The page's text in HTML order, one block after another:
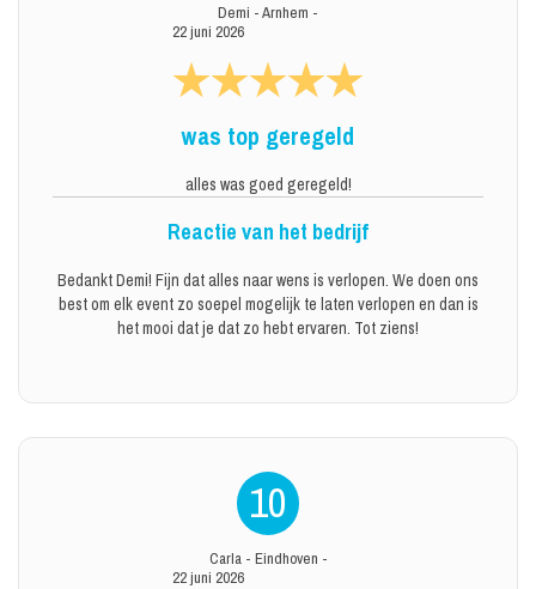
Demi -Arnhem -
22 juni 2026
was top geregeld
alles was goed geregeld!
Reactie van het bedrijf
Bedankt Demi! Fijn dat alles naar wens is verlopen. We doen ons
best om elk event zo soepel mogelijk te laten verlopen en dan is
het mooi dat je dat zo hebt ervaren. Tot ziens!
10
Carla - Eindhoven -
22 juni 2026